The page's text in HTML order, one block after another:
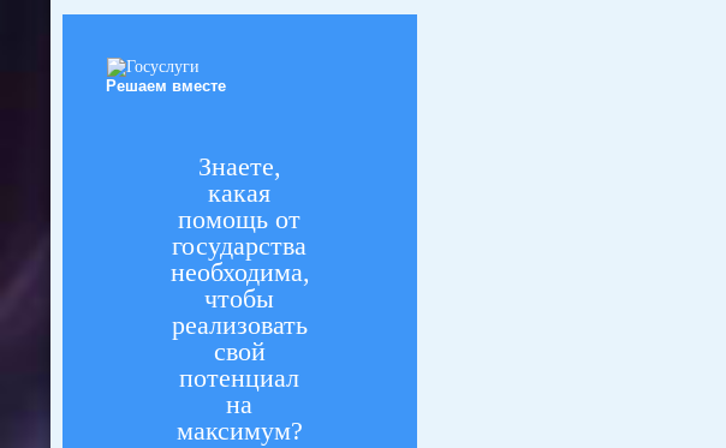
Решаем вместе
Знаете,
какая
помощь от
государства
необходима,
чтобы
реализовать
свой
потенциал
на
максимум?